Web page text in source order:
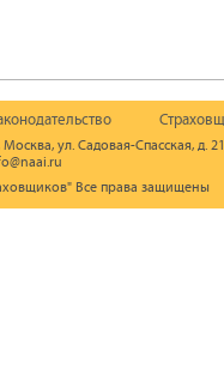
ул. Садовая-Спасская, д.
Все права защищены